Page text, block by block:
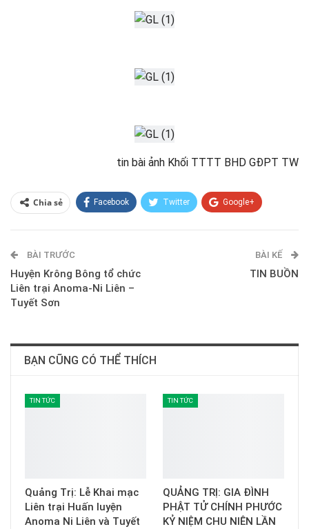
tin bài ảnh Khối TTTT BHD GĐPT TW
Chia sẻ Facebook Twitter Google+
E-mail
BÀI TRƯỚC
Huyện Krông Bông tổ chức
Liên trại Anoma-Ni Liên –
Tuyết Sơn
BÀI KẾ
TIN BUỒN
BẠN CŨNG CÓ THỂ THÍCH
TIN TỨC
Quảng Trị: Lễ Khai mạc
Liên trại Huấn luyện
Anoma Ni Liên và Tuyết
TIN TỨC
QUẢNG TRỊ: GIA ĐÌNH
PHẬT TỬ CHÍNH PHƯỚC
KỶ NIỆM CHU NIÊN LẦN